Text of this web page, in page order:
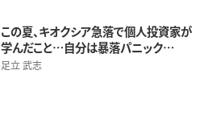
この夏、キオクシア急落で個人投資家が
学んだこと…自分は暴落パニック…
足立 武志